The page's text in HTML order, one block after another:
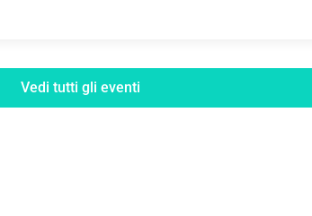
Vedi tutti gli eventi